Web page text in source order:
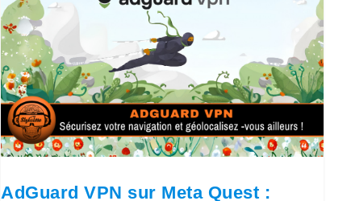
AdGuard VPN sur Meta Quest :